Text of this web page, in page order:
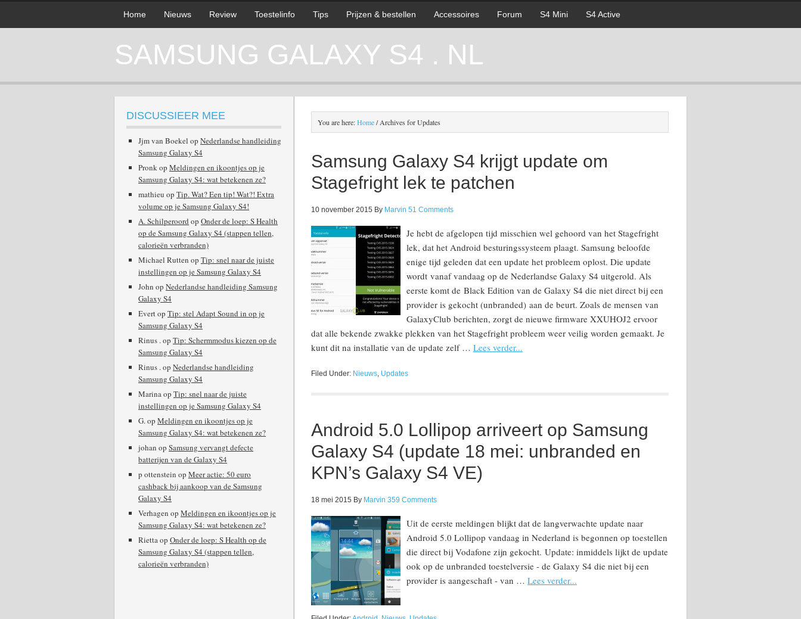
Home Nieuws Review Toestelinfo Tips Prijzen & bestellen Accessoires Forum S4 Mini S4 Active
SAMSUNG GALAXY S4 . NL
You are here:Home/Archives for Updates
Samsung Galaxy S4 krijgt update om
Stagefright lek te patchen
10 november 2015 By Marvin 51 Comments
Je hebt de afgelopen tijd misschien wel gehoord van het Stagefright
lek, dat het Android besturingssysteem plaagt. Samsung beloofde
enige tijd geleden dat een update het probleem oplost. Die update
wordt vanaf vandaag op de Nederlandse Galaxy S4 uitgerold. Als
eerste komt de Black Edition van de Galaxy S4 die niet direct bij een
provider is gekocht (unbranded) aan de beurt. Zoals de mensen van
GalaxyClub berichten, zorgt de nieuwe firmware XXUHOJ2 ervoor
dat alle bekende zwakke plekken van het Stagefright probleem weer veilig worden gemaakt. Je
kunt dit na installatie van de update zelf … Lees verder...
Filed Under: Nieuws, Updates
Android 5.0 Lollipop arriveert op Samsung
Galaxy S4 (update 18 mei: unbranded en
KPN’s Galaxy S4 VE)
18 mei 2015 By Marvin 359 Comments
Uit de eerste meldingen blijkt dat de langverwachte update naar
Android 5.0 Lollipop vandaag in Nederland is begonnen op toestellen
die direct bij Vodafone zijn gekocht. Update: inmiddels lijkt de update
ook op de unbranded toestelversie - de Galaxy S4 die niet bij een
provider is aangeschaft - van … Lees verder...
DISCUSSIEER MEE
Jjm van Boekel op Nederlandse handleiding
Samsung Galaxy S4
Pronkop Meldingen en ikoontjes op je
Samsung Galaxy S4: wat betekenen ze?
mathieu op Tip. Wat? Een tip! Wat?! Extra
volume op je Samsung Galaxy S4!
A. Schilperoord op Onder de loep: S Health
op de Samsung Galaxy S4 (stappen tellen,
calorieën verbranden)
Michael Rutten op Tip: snel naar de juiste
instellingen op je Samsung Galaxy S4
John op Nederlandse handleiding Samsung
Galaxy S4
Evertop Tip: stel Adapt Sound in op je
Samsung Galaxy S4
Rinus .op Tip: Schermmodus kiezen op de
Samsung Galaxy S4
Rinus .op Nederlandse handleiding
Samsung Galaxy S4
Marinaop Tip: snel naar de juiste
instellingen op je Samsung Galaxy S4
G.op Meldingen en ikoontjes op je
Samsung Galaxy S4: wat betekenen ze?
johan op Samsung vervangt defecte
batterijen van de Galaxy S4
p ottenstein op Meer actie: 50 euro
cashback bij aankoop van de Samsung
Galaxy S4
Verhagen op Meldingen en ikoontjes op je
Samsung Galaxy S4: wat betekenen ze?
Riettaop Onder de loep: S Health op de
Samsung Galaxy S4 (stappen tellen,
calorieën verbranden)